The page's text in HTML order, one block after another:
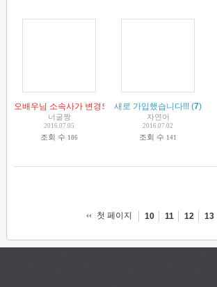
오배우님 소속사가 변경되었습니다. (5)
너굴짱
2016.07.05
조회 수 186
새로 가입했습니다!!! (7)
자연어
2016.07.02
조회 수 141
첫 페이지 10 11 12 13